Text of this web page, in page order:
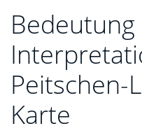
Peitschen-
Karte